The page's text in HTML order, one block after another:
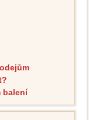
balení